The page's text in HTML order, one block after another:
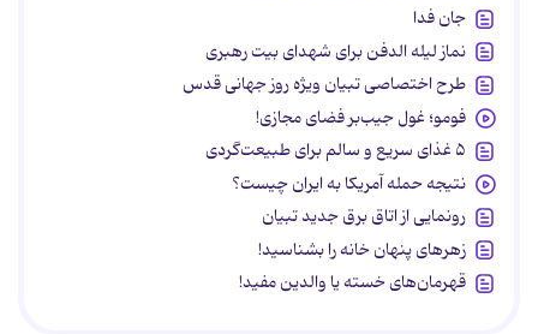
جان فدا
نماز لیله الدفن برای شهدای بیت رهبری
طرح اختصاصی تبیان ویژه روز جهانی قدس
فومو؛ غول جیب‌بر فضای مجازی!
۵ غذای سریع و سالم برای طبیعت‌گردی
نتیجه حمله آمریکا به ایران چیست؟
رونمایی از اتاق برق جدید تبیان
زهرهای پنهان خانه را بشناسید!
قهرمان‌های خسته یا والدین مفید!